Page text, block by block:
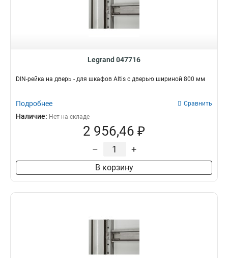
Legrand 047716
DIN-рейка на дверь - для шкафов Altis с дверью шириной 800 мм
Подробнее Сравнить
Наличие: Нет на складе
2 956,46 ₽
– +
В корзину